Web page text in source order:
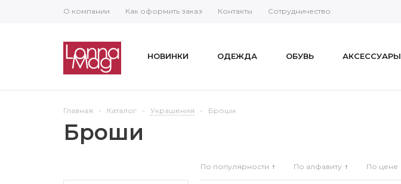
О компании Как оформить заказ Контакты Сотрудничество
НОВИНКИ ОДЕЖДА ОБУВЬ АКСЕССУАРЫ
Главная - Каталог - Украшения - Броши
Броши
По популярности По алфавиту По цене